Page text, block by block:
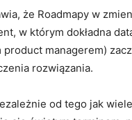
że Roadmapy w
w którym dokładna
managerem)
rozwiązania.
od tego jak